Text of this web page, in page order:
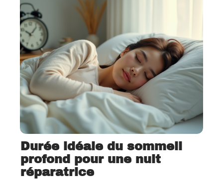
Durée idéale du sommeil
profond pour une nuit
réparatrice